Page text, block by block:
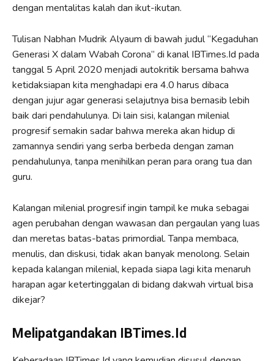
dengan mentalitas kalah dan ikut-ikutan.
Tulisan Nabhan Mudrik Alyaum di bawah judul “Kegaduhan
Generasi X dalam Wabah Corona” di kanal IBTimes.Id pada
tanggal 5 April 2020 menjadi autokritik bersama bahwa
ketidaksiapan kita menghadapi era 4.0 harus dibaca
dengan jujur agar generasi selajutnya bisa bernasib lebih
baik dari pendahulunya. Di lain sisi, kalangan milenial
progresif semakin sadar bahwa mereka akan hidup di
zamannya sendiri yang serba berbeda dengan zaman
pendahulunya, tanpa menihilkan peran para orang tua dan
guru.
Kalangan milenial progresif ingin tampil ke muka sebagai
agen perubahan dengan wawasan dan pergaulan yang luas
dan meretas batas-batas primordial. Tanpa membaca,
menulis, dan diskusi, tidak akan banyak menolong. Selain
kepada kalangan milenial, kepada siapa lagi kita menaruh
harapan agar ketertinggalan di bidang dakwah virtual bisa
dikejar?
Melipatgandakan IBTimes.Id